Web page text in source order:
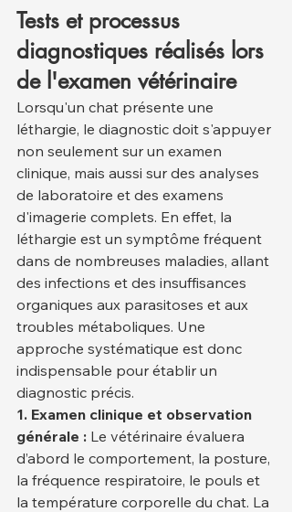
Tests et processus
diagnostiques réalisés lors
de l'examen vétérinaire
Lorsqu'un chat présente une
léthargie, le diagnostic doit s'appuyer
non seulement sur un examen
clinique, mais aussi sur des analyses
de laboratoire et des examens
d'imagerie complets. En effet, la
léthargie est un symptôme fréquent
dans de nombreuses maladies, allant
des infections et des insuffisances
organiques aux parasitoses et aux
troubles métaboliques. Une
approche systématique est donc
indispensable pour établir un
diagnostic précis.
1. Examen clinique et observation
générale : Le vétérinaire évaluera
d’abord le comportement, la posture,
la fréquence respiratoire, le pouls et
la température corporelle du chat. La